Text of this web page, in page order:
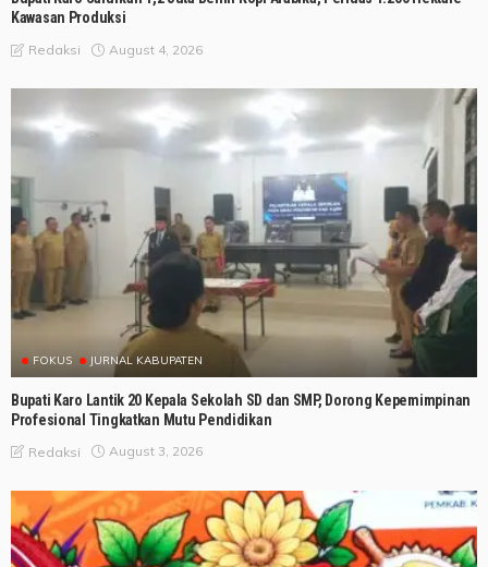
Kawasan Produksi
Redaksi August 4, 2026
FOKUS JURNAL KABUPATEN
Bupati Karo Lantik 20 Kepala Sekolah SD dan SMP, Dorong Kepemimpinan
Profesional Tingkatkan Mutu Pendidikan
Redaksi August 3, 2026